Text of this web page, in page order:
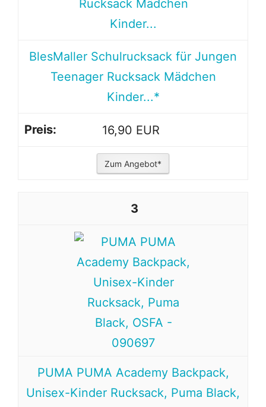
BlesMaller Schulrucksack für Jungen
Teenager Rucksack Mädchen
Kinder...*
16,90 EUR
Zum Angebot*
3
PUMA PUMA Academy Backpack,
Unisex-Kinder Rucksack, Puma Black,